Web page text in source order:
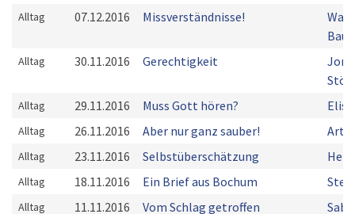
Alltag 07.12.2016 Missverständnisse!
Alltag 30.11.2016 Gerechtigkeit
Alltag 29.11.2016 Muss Gott hören?
Alltag 26.11.2016 Aber nur ganz sauber!
Alltag 23.11.2016 Selbstüberschätzung
Alltag 18.11.2016 Ein Brief aus Bochum
Alltag 11.11.2016 Vom Schlag getroffen